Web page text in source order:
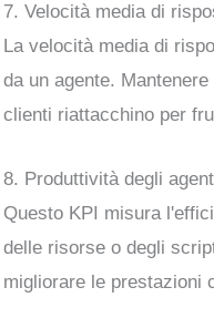
7. Velocità media di
La velocità media di
da un agente.
clienti riattacchino per
8. Produttività degli
Questo KPI misura
delle risorse o degli
migliorare le prestazioni